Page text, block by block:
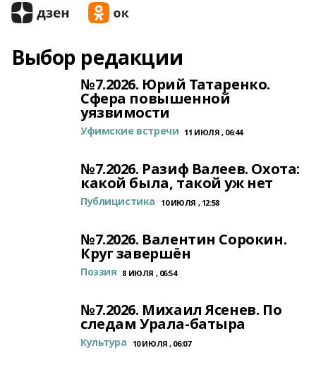
Выбор редакции
№7.2026. Юрий Татаренко.
Сфера повышенной
уязвимости
Уфимские встречи 11 ИЮЛЯ , 06:44
№7.2026. Разиф Валеев. Охота:
какой была, такой уж нет
Публицистика 10 ИЮЛЯ , 12:58
№7.2026. Валентин Сорокин.
Круг завершён
Поэзия 8 ИЮЛЯ , 06:54
№7.2026. Михаил Ясенев. По
следам Урала-батыра
Культура 10 ИЮЛЯ , 06:07